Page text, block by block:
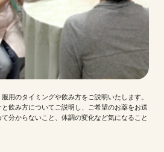
用のタイミングや飲み方をご説明いたします。
飲み方についてご説明し、ご希望のお薬をお送
分からないこと、体調の変化など気になること